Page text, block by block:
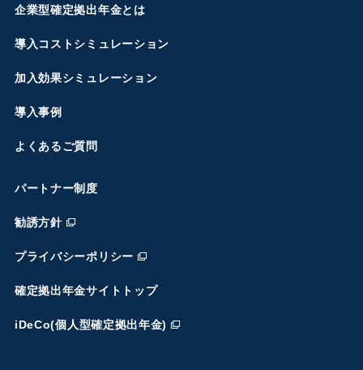
企業型確定拠出年金とは
導入コストシミュレーション
加入効果シミュレーション
導入事例
よくあるご質問
パートナー制度
勧誘方針
プライバシーポリシー
確定拠出年金サイトトップ
iDeCo(個人型確定拠出年金)